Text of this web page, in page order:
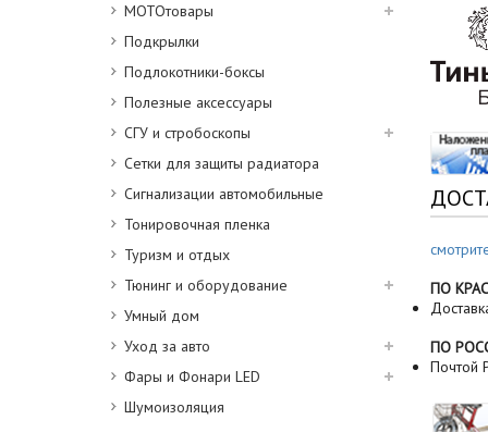
МОТОтовары
Подкрылки
Подлокотники-боксы
Полезные аксессуары
СГУ и стробоскопы
Сетки для защиты радиатора
Сигнализации автомобильные
Тонировочная пленка
Туризм и отдых
Тюнинг и оборудование
Умный дом
Уход за авто
Фары и Фонари LED
Шумоизоляция
ПО
ПО
Почтой